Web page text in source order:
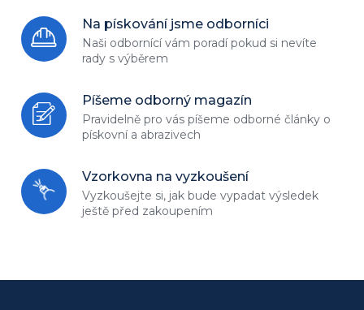
Na pískování jsme odborníci
Naši odbornící vám poradí pokud si nevíte
rady s výběrem
Píšeme odborný magazín
Pravidelně pro vás píšeme odborné články o
pískovní a abrazivech
Vzorkovna na vyzkoušení
Vyzkoušejte si, jak bude vypadat výsledek
ještě před zakoupením